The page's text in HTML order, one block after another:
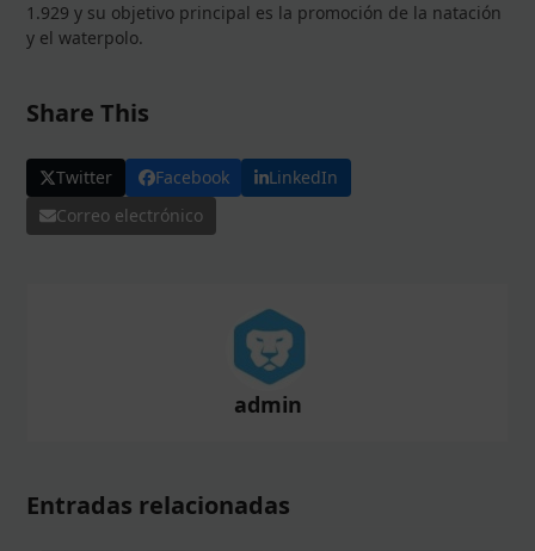
1.929 y su objetivo principal es la promoción de la natación
y el waterpolo.
Share This
Twitter Facebook
LinkedIn
Correo electrónico
admin
Entradas relacionadas